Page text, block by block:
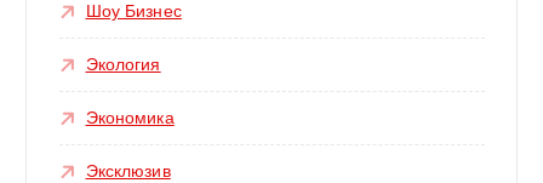
Шоу Бизнес
Экология
Экономика
Эксклюзив